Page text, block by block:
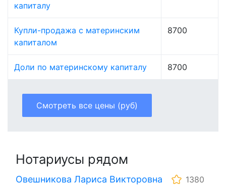
капиталу
Купли-продажа с материнским
капиталом
8700
Доли по материнскому капиталу 8700
Смотреть все цены (руб)
Нотариусы рядом
Овешникова Лариса Викторовна
1380